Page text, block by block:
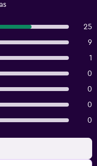
25
9
1
0
0
0
0